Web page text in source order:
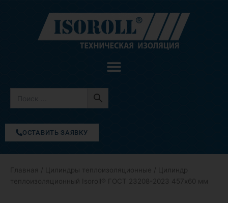
содержимому
ОСТАВИТЬ ЗАЯВКУ
Главная Цилиндры теплоизоляционные / Цилиндр
теплоизоляционный Isoroll® ГОСТ 23208-2023 457х60 мм